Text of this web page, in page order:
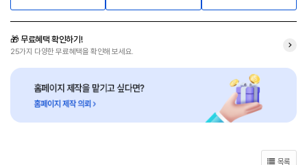
🎁 무료혜택 확인하기!
25가지 다양한 무료혜택을 확인해 보세요.
목록